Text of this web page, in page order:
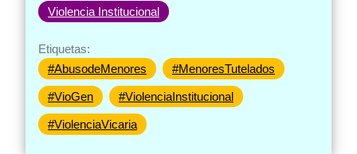
Violencia Institucional
Etiquetas:
#AbusodeMenores
#MenoresTutelados
#VioGen #ViolenciaInstitucional
#ViolenciaVicaria